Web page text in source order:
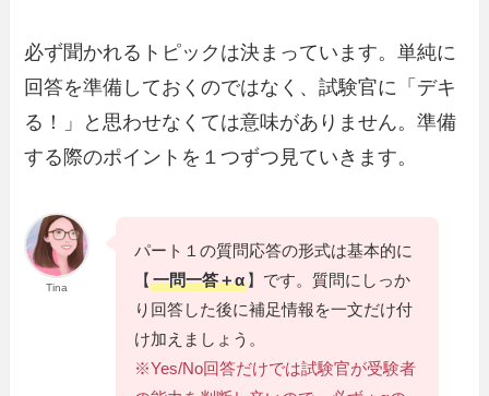
必ず聞かれるトピックは決まっています。単純に
回答を準備しておくのではなく、試験官に「デキ
る！」と思わせなくては意味がありません。準備
する際のポイントを１つずつ見ていきます。
Tina
パート１の質問応答の形式は基本的に
【一問一答＋α 】です。質問にしっか
り回答した後に補足情報を一文だけ付
け加えましょう。
※Yes/No回答だけでは試験官が受験者